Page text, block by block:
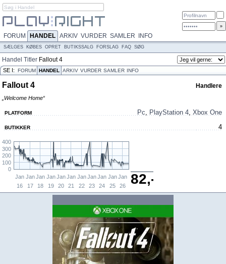
FORUM HANDEL ARKIV VURDER SAMLER INFO
SÆLGES KØBES OPRET BUTIKSSALG FORSLAG FAQ SØG
Handel Titler Fallout 4
SE I: FORUM HANDEL ARKIV VURDER SAMLER INFO
Fallout 4 Handlere
„Welcome Home“
PLATFORM Pc, PlayStation 4, Xbox One
BUTIKKER 4
Jan
16
Jan
17
Jan
18
Jan
19
Jan
20
Jan
21
Jan
22
Jan
23
Jan
24
Jan
25
Jan
26
0
100
200
300
400
82,-